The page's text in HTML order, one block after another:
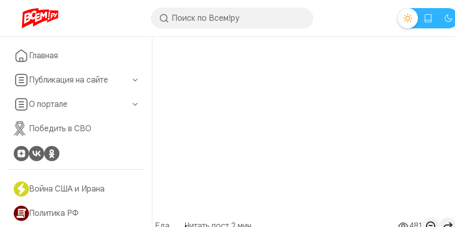
Главная
Публикация на сайте
О портале
Победить в СВО
Война США и Ирана
Политика РФ